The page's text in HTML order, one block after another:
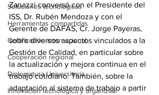
Soluciones tecnológicas
Herramientas compartidas
Certificación internacional
Cooperación regional
Diplomatura Universitaria
Innovación tecnológica y organizaci
Zanazzi conversó con el Presidente del
ISS, Dr. Rubén Mendoza y con el
Gerente de DAFAS, Cr. Jorge Payeras,
sobre diversos aspectos vinculados a la
Gestión de Calidad, en particular sobre
la actualización y mejora continua en el
trabajo cotidiano. También, sobre la
adaptación al sistema de trabajo a partir